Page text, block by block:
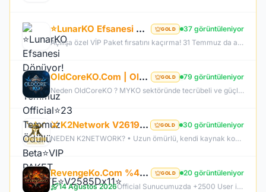
⭐LunarKO Efsanesi Dönüyor!⭐31 Temmuz Official⭐23 Temmuz Ödüllü Beta⭐VIP PAKET HEDİYE⭐V2585Dx11⭐ GOLD
37 görüntüleniyor
Açılışa özel VİP Paket fırsatını kaçırma! 31 Temmuz da aramıza katıl , unutamayacağın bir deneyim senin olsun!
OldCoreKO.Com | Old Myko v.1098 | Starter + Yan Pus Ücretsiz | Academy : 17 Temmuz 2026 -Cuma 21:00! GOLD
79 görüntüleniyor
Neden OldCoreKO ? MYKO sektöründe tecrübeli ve güçlü yönetim Oyuncu geri bildirimlerine önem veren şeffaf yapı Play to Win odaklı sistem anlayışı Dengeli ekonomi ve sürdürülebilir oyun yapısı Uzun soluklu, plansız kapanma riski olmayan sunucu vizyonu Deneyimli yönetim ekibimizin rehberliğinde, uzun soluklu ve unutulmaz bir maceraya hazır olun. OldCoreKO; heyecan dolu bir ortam, PK temposunun hiç durmadığı ve MYKO’nun özünü sonuna kadar yaşayabileceğiniz eşsiz bir atmosfer.
⚔️ K2Network V2619 – Yeni Nesil Farm Dönemi! | Ücretsiz PUS | +30 Rebirth | Auto Upgrade | 7/24 Farm GOLD
30 görüntüleniyor
NEDEN K2NETWORK? • Uzun ömürlü, kendi kaynak koduna sahip gerçek bir proje – hazır dosya alıp 1 haftada patlayan server değil. • %100 farm mantığı – KC/TL zorunluluğu yok, her şey oynayarak kazanılabilir. • Upgrade sınırı yok! – +30 Rebirthe kadar ilerleyen, +5’e kadar basılan takılar! • Tamamen ücretsiz PUS, paranızı sevdiklerinize ve ailenize ayırabilirsiniz! • Upgrade oranları şeffaf – % kaç ihtimalle bastığını ekranda net görüyorsun. • Auto Upgrade sistemi oyuna direkt entegre
RevengeKo.Com %400 Academy 14 Ağustos 2026 | v.2585 Light Farm | 1500 TL Değerinde VIP Paket Hediye GOLD
20 görüntüleniyor
14 Ağustos 2026
Official Sunucumuzda +2500 User ile sorunsuz bir şekilde sunucumuzu aktif ettik. Aktif edilen sunucumuza geç kalmış veya başlayamayan oyuncularımız için 2. Akademi Sunucumuz 14 Ağustos Cuma günü Aktif Edilecektir. %400 DROP , %400 EXP , %400 Coins Drobu olarak sunucu 14 ağustosda academy olarak aktif edilecektir. Sunucumuz 1 Lv aktif edilmesine rağmen oyuncularımızın geri kalmaması için Akademi sunucumuz 83 Lv Başlangıç Full Skill olarak aktif edilecektir.